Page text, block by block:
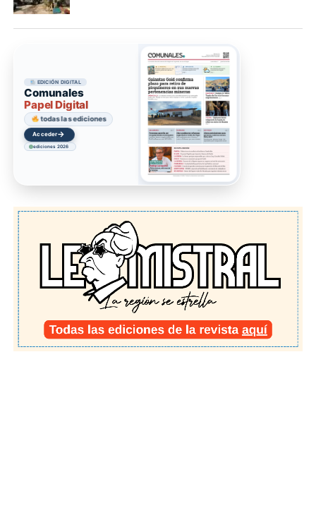
EDICIÓN DIGITAL
Comunales
Papel Digital
todas las ediciones
Acceder→
ediciones 2026